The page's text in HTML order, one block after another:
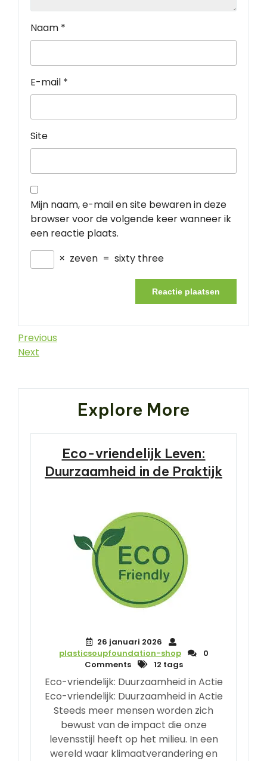
Naam *
E-mail *
Site
Mijn naam, e-mail en site bewaren in deze
browser voor de volgende keer wanneer ik
een reactie plaats.
× zeven = sixty three
Berichtnavigatie
Previous
Post
Previous
Next
Next
Explore More
Eco-vriendelijk Leven:
Duurzaamheid in de Praktijk
26 januari 2026
plasticsoupfoundation-shop
0
Comments
12 tags
Eco-vriendelijk: Duurzaamheid in Actie
Eco-vriendelijk: Duurzaamheid in Actie
Steeds meer mensen worden zich
bewust van de impact die onze
levensstijl heeft op het milieu. In een
wereld waar klimaatverandering en